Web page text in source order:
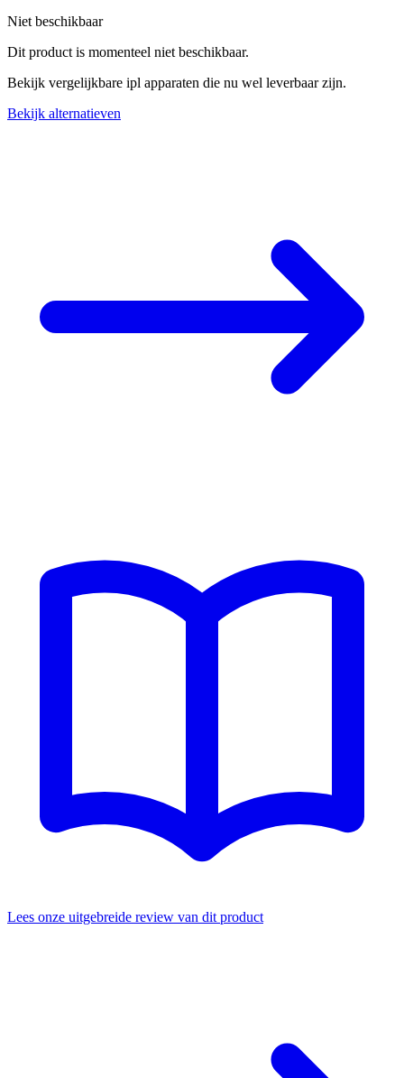
Niet beschikbaar
Dit product is momenteel niet beschikbaar.
Bekijk vergelijkbare ipl apparaten die nu wel leverbaar zijn.
Bekijk alternatieven
Lees onze uitgebreide review van dit product